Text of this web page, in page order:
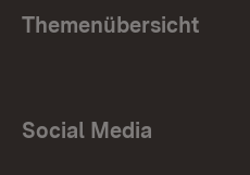
Themenübersicht
Social Media